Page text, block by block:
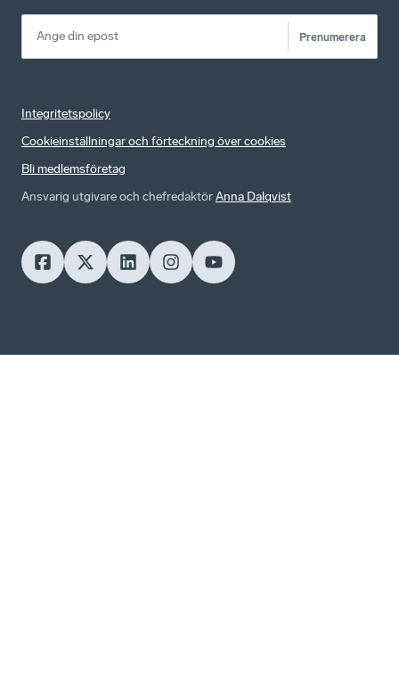
Prenumerera
Integritetspolicy
Cookieinställningar och förteckning över cookies
Bli medlemsföretag
Ansvarig utgivare och chefredaktörAnna Dalqvist